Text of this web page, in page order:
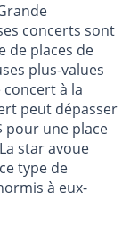
concerts sont
de places de
plus-values
à la
peut dépasser
pour une place
star avoue
type de
à eux-